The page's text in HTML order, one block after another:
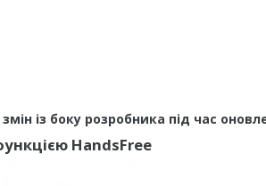
із боку розробника під час
HandsFree